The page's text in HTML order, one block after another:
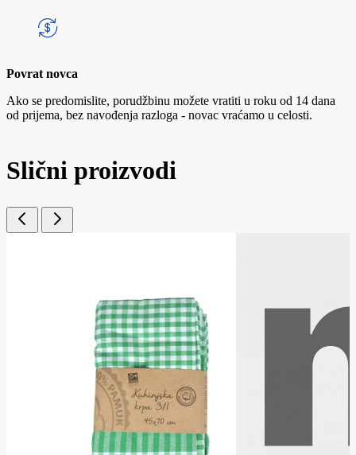
Povrat novca
Ako se predomislite, porudžbinu možete vratiti u roku od 14 dana
od prijema, bez navođenja razloga - novac vraćamo u celosti.
Slični proizvodi